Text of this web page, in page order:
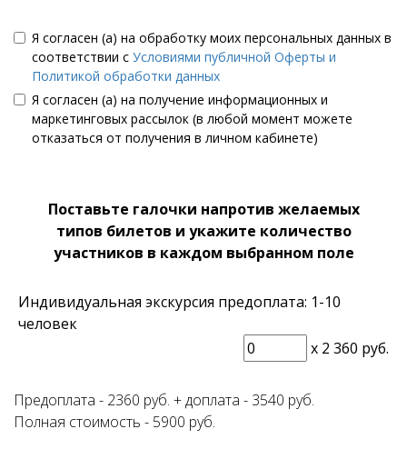
Я согласен (а) на обработку моих персональных данных в
соответствии с Условиями публичной Оферты и
Политикой обработки данных
Я согласен (а) на получение информационных и
маркетинговых рассылок (в любой момент можете
отказаться от получения в личном кабинете)
Поставьте галочки напротив желаемых
типов билетов и укажите количество
участников в каждом выбранном поле
Индивидуальная экскурсия предоплата: 1-10
человек
x 2 360 руб.
Предоплата - 2360 руб. + доплата - 3540 руб.
Полная стоимость - 5900 руб.